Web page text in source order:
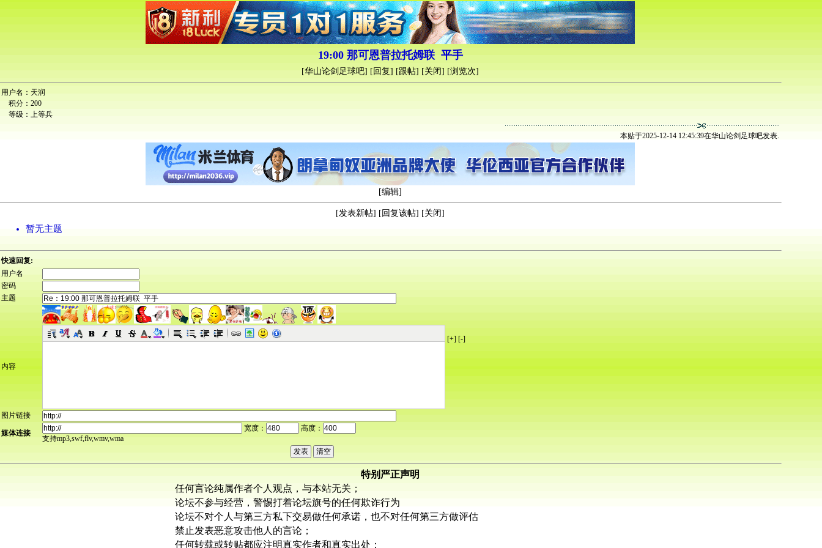
19:00 那可恩普拉托姆联 平手
[华山论剑足球吧] [回复] [跟帖] [关闭] [浏览次]
用户名： 天润
积分： 200
等级： 上等兵
本贴于2025-12-14 12:45:39在华山论剑足球吧发表.
[编辑]
[发表新帖] [ 回复该帖] [关闭]
暂无主题
快速回复:
用户名
密码
主题
内容
[+] [-]
图片链接
媒体连接
宽度：
高度：
支持mp3,swf,flv,wmv,wma
特别严正声明
任何言论纯属作者个人观点，与本站无关；
论坛不参与经营，警惕打着论坛旗号的任何欺诈行为
论坛不对个人与第三方私下交易做任何承诺，也不对任何第三方做评估
禁止发表恶意攻击他人的言论；
任何转载或转贴都应注明真实作者和真实出处；